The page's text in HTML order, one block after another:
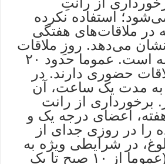
استفاده نکرده
در ملاقات‌های هفتگی
می‌دهد. روزِ ملاقات
بند زنان یک‌شنبه است. عموما حدود ۲۰
حضوری دارند. در
به مدت یک ساعت، آن
برخورداری از رانت
اعضای درجه یک و
را در روزی جدای از
در شرایطی ویژه به
مدت نامحدود (عموما از ۱۰ صبح تا یک